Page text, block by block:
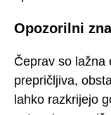
Opozorilni
Čeprav so lažna
prepričljiva,
lahko razkrijejo